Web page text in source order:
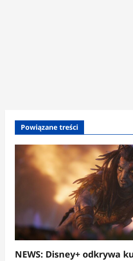
Powiązane treści
NEWS: Disney+ odkrywa